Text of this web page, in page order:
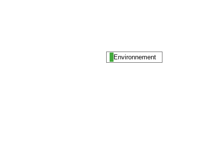
Environnement